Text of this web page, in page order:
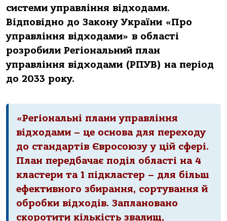
системи управління відходами.
Відповідно до Закону України «Про
управління відходами» в області
розробили Регіональний план
управління відходами (РПУВ) на період
до 2033 року.
«Регіональні плани управління
відходами – це основа для переходу
до стандартів Євросоюзу у цій сфері.
План передбачає поділ області на 4
кластери та 1 підкластер – для більш
ефективного збирання, сортування й
обробки відходів. Заплановано
скоротити кількість звалищ,